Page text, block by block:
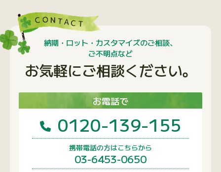
納期・ロット・カスタマイズのご相談、
ご不明点など
お気軽にご相談ください。
お電話で
0120-139-155
携帯電話の方はこちらから
03-6453-0650